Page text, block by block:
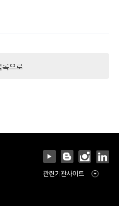
록으로
관련기관사이트